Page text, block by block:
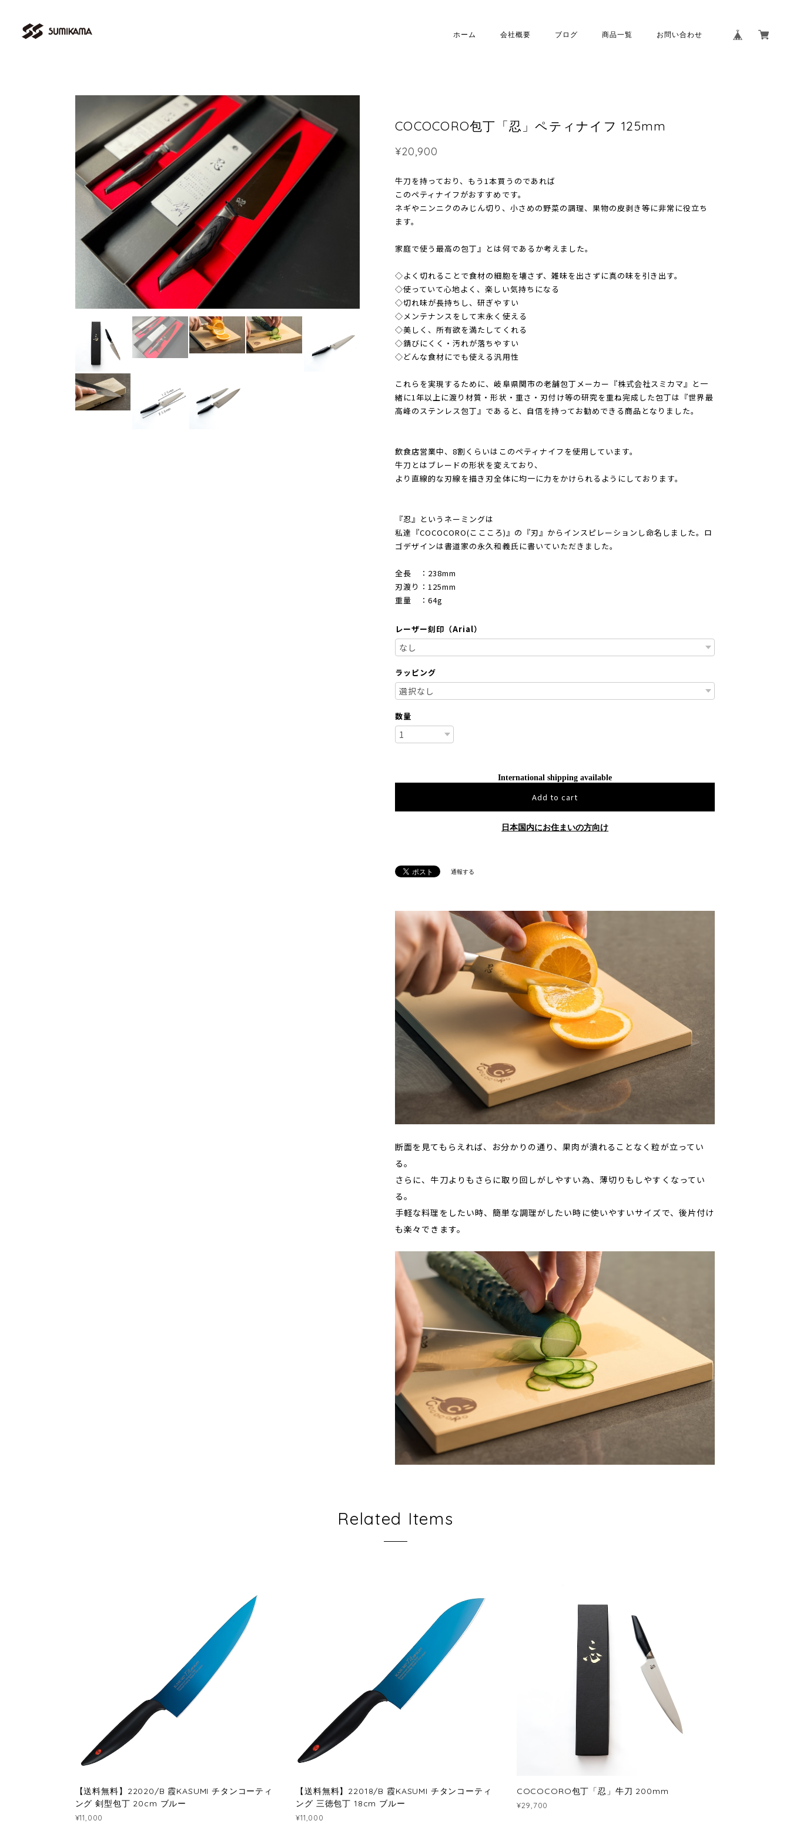
ホーム 会社概要 ブログ 商品一覧 お問い合わせ
COCOCORO包丁「忍」ペティナイフ 125mm
¥20,900
牛刀を持っており、もう1本買うのであれば
このペティナイフがおすすめです。
ネギやニンニクのみじん切り、小さめの野菜の調理、果物の皮剥き等に非常に役立ち
ます。
家庭で使う最高の包丁』とは何であるか考えました。
◇よく切れることで食材の細胞を壊さず、雑味を出さずに真の味を引き出す。
◇使っていて心地よく、楽しい気持ちになる
◇切れ味が長持ちし、研ぎやすい
◇メンテナンスをして末永く使える
◇美しく、所有欲を満たしてくれる
◇錆びにくく・汚れが落ちやすい
◇どんな食材にでも使える汎用性
これらを実現するために、岐阜県関市の老舗包丁メーカー『株式会社スミカマ』と一
緒に1年以上に渡り材質・形状・重さ・刃付け等の研究を重ね完成した包丁は『世界最
高峰のステンレス包丁』であると、自信を持ってお勧めできる商品となりました。
飲食店営業中、8割くらいはこのペティナイフを使用しています。
牛刀とはブレードの形状を変えており、
より直線的な刃線を描き刃全体に均一に力をかけられるようにしております。
『忍』というネーミングは
私達『COCOCORO(ここころ)』の『刃』からインスピレーションし命名しました。ロ
ゴデザインは書道家の永久和義氏に書いていただきました。
全長 ：238mm
刃渡り：125mm
重量 ：64g
レーザー刻印（Arial）
ラッピング
数量
International shipping available
Add to cart
日本国内にお住まいの方向け
通報する
断面を見てもらえれば、お分かりの通り、果肉が潰れることなく粒が立ってい
る。
さらに、牛刀よりもさらに取り回しがしやすい為、薄切りもしやすくなってい
る。
手軽な料理をしたい時、簡単な調理がしたい時に使いやすいサイズで、後片付け
も楽々できます。
Related Items
【送料無料】22020/B 霞KASUMI チタンコーティ
ング 剣型包丁 20cm ブルー
¥11,000
【送料無料】22018/B 霞KASUMI チタンコーティ
ング 三徳包丁 18cm ブルー
¥11,000
COCOCORO包丁「忍」牛刀 200mm
¥29,700